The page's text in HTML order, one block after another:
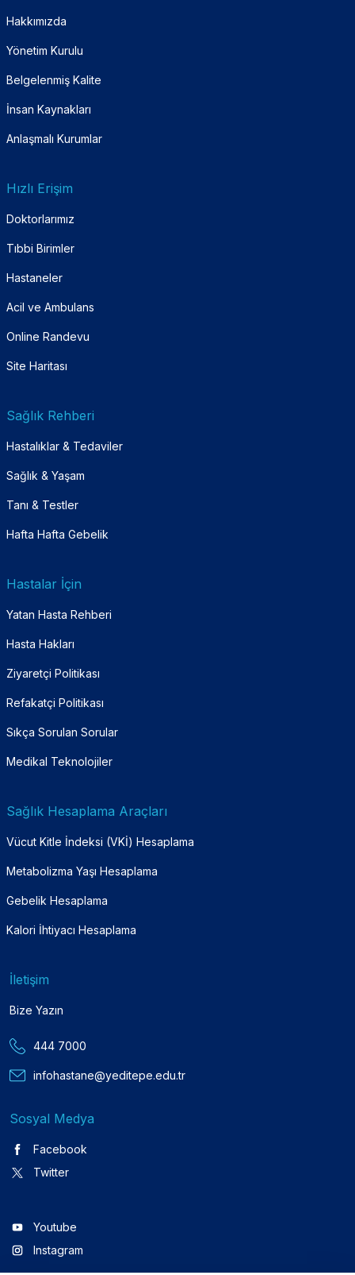
Hakkımızda
Yönetim Kurulu
Belgelenmiş Kalite
İnsan Kaynakları
Anlaşmalı Kurumlar
Hızlı Erişim
Doktorlarımız
Tıbbi Birimler
Hastaneler
Acil ve Ambulans
Online Randevu
Site Haritası
Sağlık Rehberi
Hastalıklar & Tedaviler
Sağlık & Yaşam
Tanı & Testler
Hafta Hafta Gebelik
Hastalar İçin
Yatan Hasta Rehberi
Hasta Hakları
Ziyaretçi Politikası
Refakatçi Politikası
Sıkça Sorulan Sorular
Medikal Teknolojiler
Sağlık Hesaplama Araçları
Vücut Kitle İndeksi (VKİ) Hesaplama
Metabolizma Yaşı Hesaplama
Gebelik Hesaplama
Kalori İhtiyacı Hesaplama
İletişim
Bize Yazın
444 7000
infohastane@yeditepe.edu.tr
Sosyal Medya
Facebook
Twitter
Youtube
Instagram